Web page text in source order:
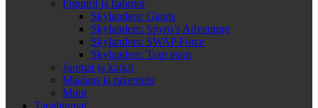
Figuurit ja hahmot
Skylanders: Giants
Skylanders: Spyro’s Adventure
Skylanders: SWAP Force
Skylanders: Trap team
Juomat ja karkit
Maalaus ja rakentelu
Muut
Tapahtumat